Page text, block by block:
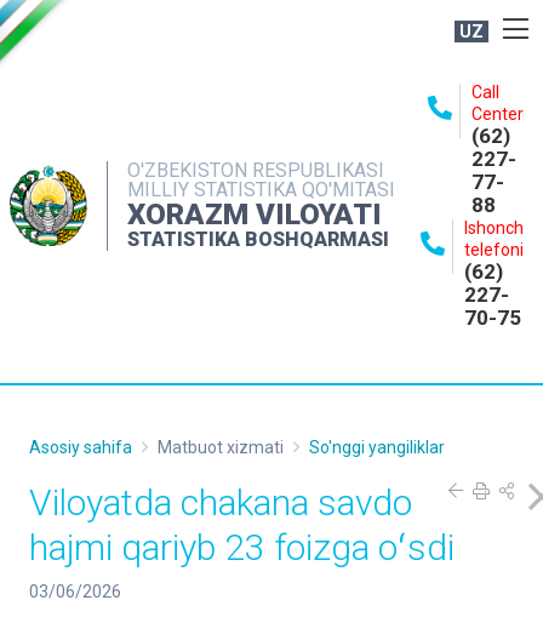
UZ
O'ZBEKISTON RESPUBLIKASI
MILLIY STATISTIKA QO'MITASI
XORAZM VILOYATI
STATISTIKA BOSHQARMASI
Call
Center
(62)
227-
77-
88
Ishonch
telefoni
(62)
227-
70-75
NASHRLAR
INTERAKTIV XIZMATLAR
MATBUOT XIZMATI
Asosiy sahifa Matbuot xizmati So'nggi yangiliklar
Viloyatda chakana savdo
hajmi qariyb 23 foizga oʻsdi
03/06/2026